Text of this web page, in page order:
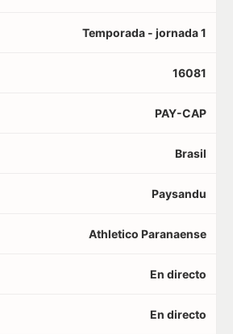
Temporada - jornada 1
16081
PAY-CAP
Brasil
Paysandu
Athletico Paranaense
En directo
En directo